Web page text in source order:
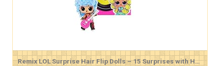
Remix LOL Surprise Hair Flip Dolls – 15 Surprises with Hair Reveal & Music